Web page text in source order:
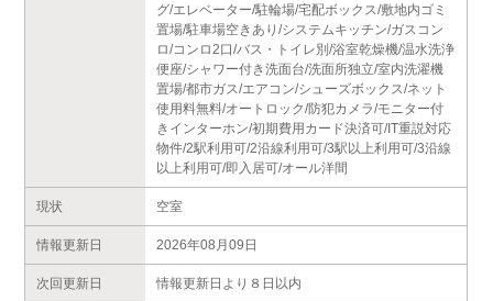
グ/エレベーター/駐輪場/宅配ボックス/敷地内ゴミ
置場/駐車場空きあり/システムキッチン/ガスコン
ロ/コンロ2口/バス・トイレ別/浴室乾燥機/温水洗浄
便座/シャワー付き洗面台/洗面所独立/室内洗濯機
置場/都市ガス/エアコン/シューズボックス/ネット
使用料無料/オートロック/防犯カメラ/モニター付
きインターホン/初期費用カード決済可/IT重説対応
物件/2駅利用可/2沿線利用可/3駅以上利用可/3沿線
以上利用可/即入居可/オール洋間
現状 空室
情報更新日 2026年08月09日
次回更新日 情報更新日より８日以内